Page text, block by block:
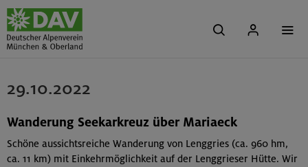
29.10.2022
Wanderung Seekarkreuz über Mariaeck
Schöne aussichtsreiche Wanderung von Lenggries (ca. 960 hm,
ca. 11 km) mit Einkehrmöglichkeit auf der Lenggrieser Hütte. Wir